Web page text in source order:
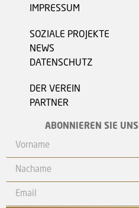
IMPRESSUM
SOZIALE PROJEKTE
NEWS
DATENSCHUTZ
DER VEREIN
PARTNER
ABONNIEREN SIE